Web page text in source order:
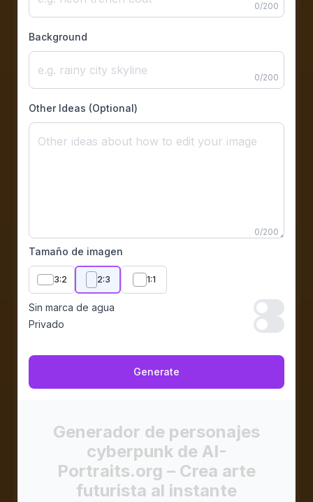
0/200
Background
0/200
Other Ideas (Optional)
0/200
Tamaño de imagen
3:2 2:3 1:1
Sin marca de agua
Sin marca
Privado
Privado
Generate
Generador de personajes
cyberpunk de AI-
Portraits.org – Crea arte
futurista al instante